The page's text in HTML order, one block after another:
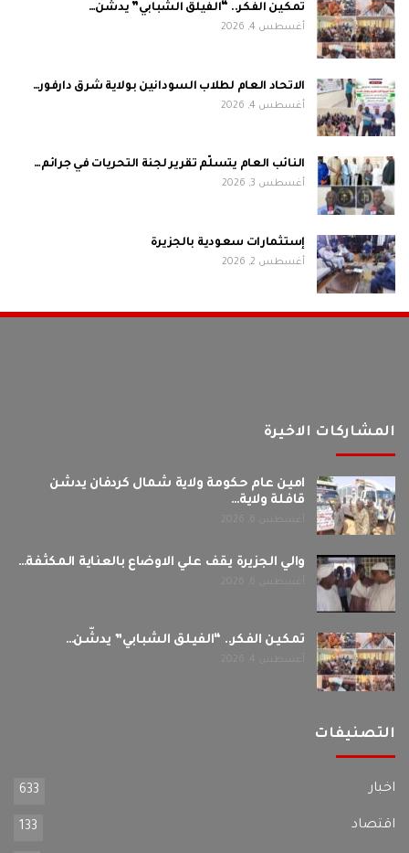
تمكين الفكر.. “الفيلق الشبابي” يدشّن…
أغسطس 4, 2026
الاتحاد العام لطلاب السودانين بولاية شرق دارفور…
أغسطس 4, 2026
النائب العام يتسلّم تقرير لجنة التحريات في جرائم…
أغسطس 3, 2026
إستثمارات سعودية بالجزيرة
أغسطس 2, 2026
المشاركات الاخيرة
امين عام حكومة ولاية شمال كردفان يدشن
قافلة ولاية…
والي الجزيرة يقف علي الاوضاع بالعناية المكثفة…
تمكين الفكر.. “الفيلق الشبابي” يدشّن…
التصنيفات
اخبار 633
اقتصاد 133